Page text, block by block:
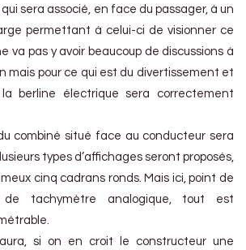
sera associé, en face du passager, à un
permettant à celui-ci de visionner ce
va pas y avoir beaucoup de discussions à
mais pour ce qui est du divertissement et
berline électrique sera correctement
combiné situé face au conducteur sera
types d’affichages seront proposés,
cinq cadrans ronds. Mais ici, point de
de tachymètre analogique, tout est
aura, si on en croit le constructeur une